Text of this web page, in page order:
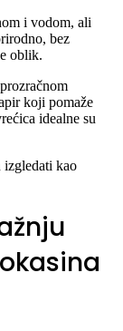
i vodom, ali
bez
oblik.
koji pomaže
idealne su
izgledati kao